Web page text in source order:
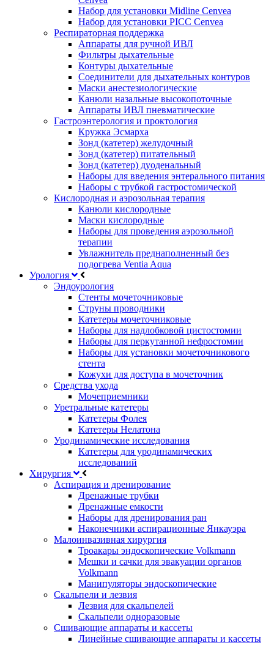
Набор для установки Midline Cenvea
Набор для установки PICC Cenvea
Респираторная поддержка
Аппараты для ручной ИВЛ
Фильтры дыхательные
Контуры дыхательные
Соединители для дыхательных контуров
Маски анестезиологические
Канюли назальные высокопоточные
Аппараты ИВЛ пневматические
Гастроэнтерология и проктология
Кружка Эсмарха
Зонд (катетер) желудочный
Зонд (катетер) питательный
Зонд (катетер) дуоденальный
Наборы для введения энтерального питания
Наборы с трубкой гастростомической
Кислородная и аэрозольная терапия
Канюли кислородные
Маски кислородные
Наборы для проведения аэрозольной
терапии
Увлажнитель преднаполненный без
подогрева Ventia Aqua
Урология
Эндоурология
Стенты мочеточниковые
Струны проводники
Катетеры мочеточниковые
Наборы для надлобковой цистостомии
Наборы для перкутанной нефростомии
Наборы для установки мочеточникового
стента
Кожухи для доступа в мочеточник
Средства ухода
Мочеприемники
Уретральные катетеры
Катетеры Фолея
Катетеры Нелатона
Уродинамические исследования
Катетеры для уродинамических
исследований
Хирургия
Аспирация и дренирование
Дренажные трубки
Дренажные емкости
Наборы для дренирования ран
Наконечники аспирационные Янкауэра
Малоинвазивная хирургия
Троакары эндоскопические Volkmann
Мешки и сачки для эвакуации органов
Volkmann
Манипуляторы эндоскопические
Скальпели и лезвия
Лезвия для скальпелей
Скальпели одноразовые
Сшивающие аппараты и кассеты
Линейные сшивающие аппараты и кассеты